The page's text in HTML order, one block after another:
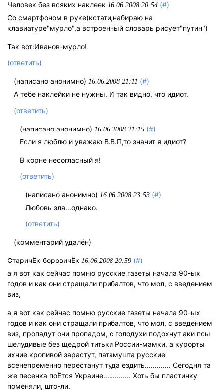
Человек без всяких наклеек 16.06.2008 20:54 (#)
Со смартфоном в руке(кстати,набираю на
клавиатуре"мурло",а встроенный словарь рисует"путин")
Так вот:Иванов-мурло!
(ответить)
(написано анонимно) 16.06.2008 21:11 (#)
А тебе наклейки не нужны. И так видно, что идиот.
(ответить)
(написано анонимно) 16.06.2008 21:15 (#)
Если я люблю и уважаю В.В.П,то значит я идиот?
В корне несогласный я!
(ответить)
(написано анонимно) 16.06.2008 23:53 (#)
Любовь зла...однако.
(ответить)
(комментарий удалён)
СтаричЁк-боровичЁк 16.06.2008 20:59 (#)
а я вот как сейчас помню русские газеты начала 90-ых
годов и как они стращали прибалтов, что мол, с введением
виз,
а я вот как сейчас помню русские газеты начала 90-ых
годов и как они стращали прибалтов, что мол, с введением
виз, пропадут они пропадом, с голодухи подохнут аки псы
шелудивые без щедрой титьки России-мамки, а курорты
ихние кропивой зарастут, патамушта русские
всенепременно перестанут туда ездить............. Сегодня та
же песенка поЁтся Украине.............. Хоть бы пластинку
поменяли, што-ли.